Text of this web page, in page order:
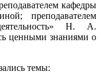
кафедры
преподавателем
Н. А.
ценными знаниями о
темы: